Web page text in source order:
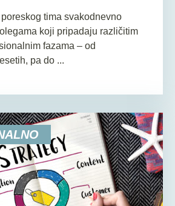
tima svakodnevno
koji pripadaju različitim
fazama – od
pa do ...